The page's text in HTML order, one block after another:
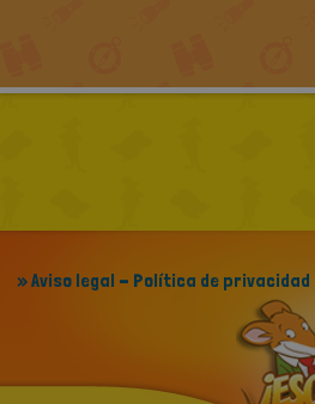
» Aviso legal - Política de privacidad